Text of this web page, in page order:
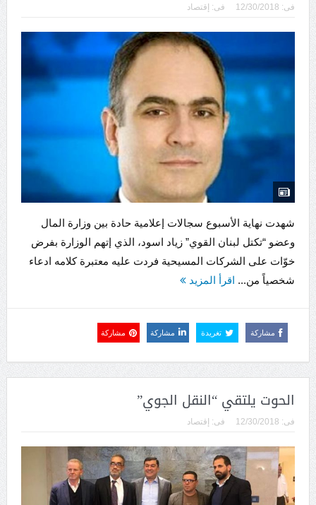
فى: 12/30/2018 فى: إقتصاد
شهدت نهاية الأسبوع سجالات إعلامية حادة بين وزارة المال
وعضو “تكتل لبنان القوي” زياد اسود، الذي إتهم الوزارة بفرض
خوّات على الشركات المسيحية فردت عليه معتبرة كلامه ادعاء
شخصياً من... اقرأ المزيد
مشاركة تغريدة مشاركة مشاركة
الحوت يلتقي “النقل الجوي”
فى: 12/30/2018 فى: إقتصاد